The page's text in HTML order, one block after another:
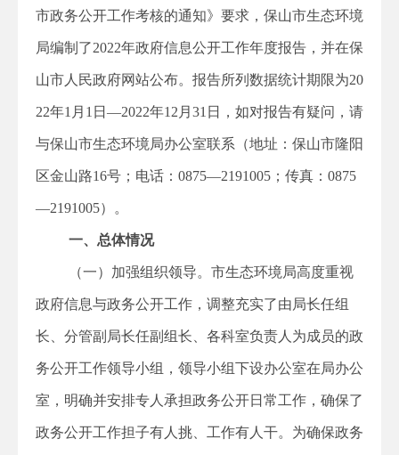
市政务公开工作考核的通知》要求，保山市生态环境
局编制了2022年政府信息公开工作年度报告，并在保
山市人民政府网站公布。报告所列数据统计期限为20
22年1月1日—2022年12月31日，如对报告有疑问，请
与保山市生态环境局办公室联系（地址：保山市隆阳
区金山路16号；电话：0875—2191005；传真：0875
—2191005）。
一、总体情况
（一）加强组织领导。市生态环境局高度重视
政府信息与政务公开工作，调整充实了由局长任组
长、分管副局长任副组长、各科室负责人为成员的政
务公开工作领导小组，领导小组下设办公室在局办公
室，明确并安排专人承担政务公开日常工作，确保了
政务公开工作担子有人挑、工作有人干。为确保政务